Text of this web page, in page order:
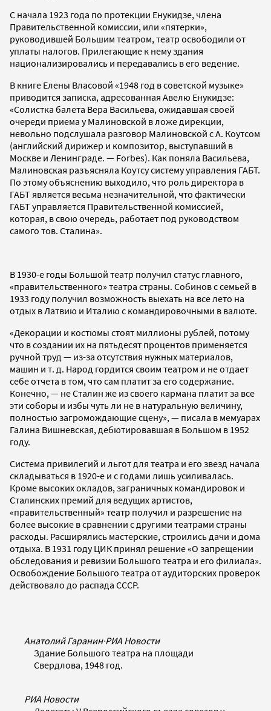
С начала 1923 года по протекции Енукидзе, члена
Правительственной комиссии, или «пятерки»,
руководившей Большим театром, театр освободили от
уплаты налогов. Прилегающие к нему здания
национализировались и передавались в его ведение.
В книге Елены Власовой «1948 год в советской музыке»
приводится записка, адресованная Авелю Енукидзе:
«Солистка балета Вера Васильева, ожидавшая своей
очереди приема у Малиновской в ложе дирекции,
невольно подслушала разговор Малиновской с А. Коутсом
(английский дирижер и композитор, выступавший в
Москве и Ленинграде. — Forbes). Как поняла Васильева,
Малиновская разъясняла Коутсу систему управления ГАБТ.
По этому объяснению выходило, что роль директора в
ГАБТ является весьма незначительной, что фактически
ГАБТ управляется Правительственной комиссией,
которая, в свою очередь, работает под руководством
самого тов. Сталина».
В 1930-е годы Большой театр получил статус главного,
«правительственного» театра страны. Собинов с семьей в
1933 году получил возможность выехать на все лето на
отдых в Латвию и Италию с командировочными в валюте.
«Декорации и костюмы стоят миллионы рублей, потому
что в создании их на пятьдесят процентов применяется
ручной труд — из-за отсутствия нужных материалов,
машин и т. д. Народ гордится своим театром и не отдает
себе отчета в том, что сам платит за его содержание.
Конечно, — не Сталин же из своего кармана платит за все
эти соборы и избы чуть ли не в натуральную величину,
полностью загромождающие сцену», — писала в мемуарах
Галина Вишневская, дебютировавшая в Большом в 1952
году.
Система привилегий и льгот для театра и его звезд начала
складываться в 1920-е и с годами лишь усиливалась.
Кроме высоких окладов, заграничных командировок и
Сталинских премий для ведущих артистов,
«правительственный» театр получил и разрешение на
более высокие в сравнении с другими театрами страны
расходы. Расширялись мастерские, строились дачи и дома
отдыха. В 1931 году ЦИК принял решение «О запрещении
обследования и ревизии Большого театра и его филиала».
Освобождение Большого театра от аудиторских проверок
действовало до распада СССР.
Анатолий Гаранин·РИА Новости
Здание Большого театра на площади
Свердлова, 1948 год.
РИА Новости